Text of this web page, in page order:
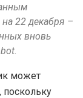
22 декабря –
вновь
может
поскольку